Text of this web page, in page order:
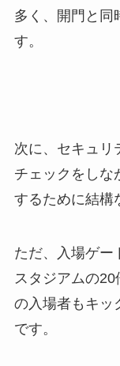
多く、開門と同
す。
次に、セキュリ
チェックをしな
するために結構
ただ、入場ゲー
スタジアムの
の入場者もキッ
です。